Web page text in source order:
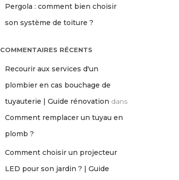
Pergola : comment bien choisir
son système de toiture ?
COMMENTAIRES RÉCENTS
Recourir aux services d'un
plombier en cas bouchage de
tuyauterie | Guide rénovation dans
Comment remplacer un tuyau en
plomb ?
Comment choisir un projecteur
LED pour son jardin ? | Guide